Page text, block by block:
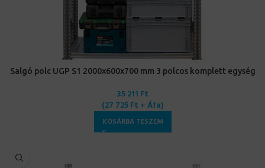
Salgó polc UGP S1 2000x600x700 mm 3 polcos komplett egység
35 211 Ft
(27 725Ft + Áfa)
KOSÁRBA TESZEM